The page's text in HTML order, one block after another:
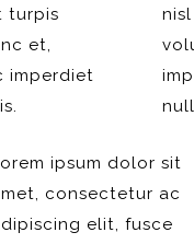
turpis
et,
imperdiet
ipsum dolor sit
consectetur ac
elit, fusce